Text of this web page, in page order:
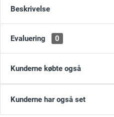
Beskrivelse
Evaluering 0
Kunderne købte også
Kunderne har også set